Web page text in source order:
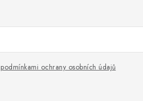
podmínkami ochrany osobních údajů